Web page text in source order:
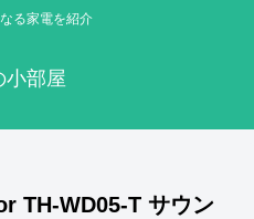
る家電を紹介
小部屋
TH-WD05-T サウン